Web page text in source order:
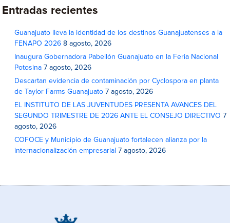
Entradas recientes
Guanajuato lleva la identidad de los destinos Guanajuatenses a la
FENAPO 2026 8 agosto, 2026
Inaugura Gobernadora Pabellón Guanajuato en la Feria Nacional
Potosina 7 agosto, 2026
Descartan evidencia de contaminación por Cyclospora en planta
de Taylor Farms Guanajuato 7 agosto, 2026
EL INSTITUTO DE LAS JUVENTUDES PRESENTA AVANCES DEL
SEGUNDO TRIMESTRE DE 2026 ANTE EL CONSEJO DIRECTIVO 7
agosto, 2026
COFOCE y Municipio de Guanajuato fortalecen alianza por la
internacionalización empresarial 7 agosto, 2026